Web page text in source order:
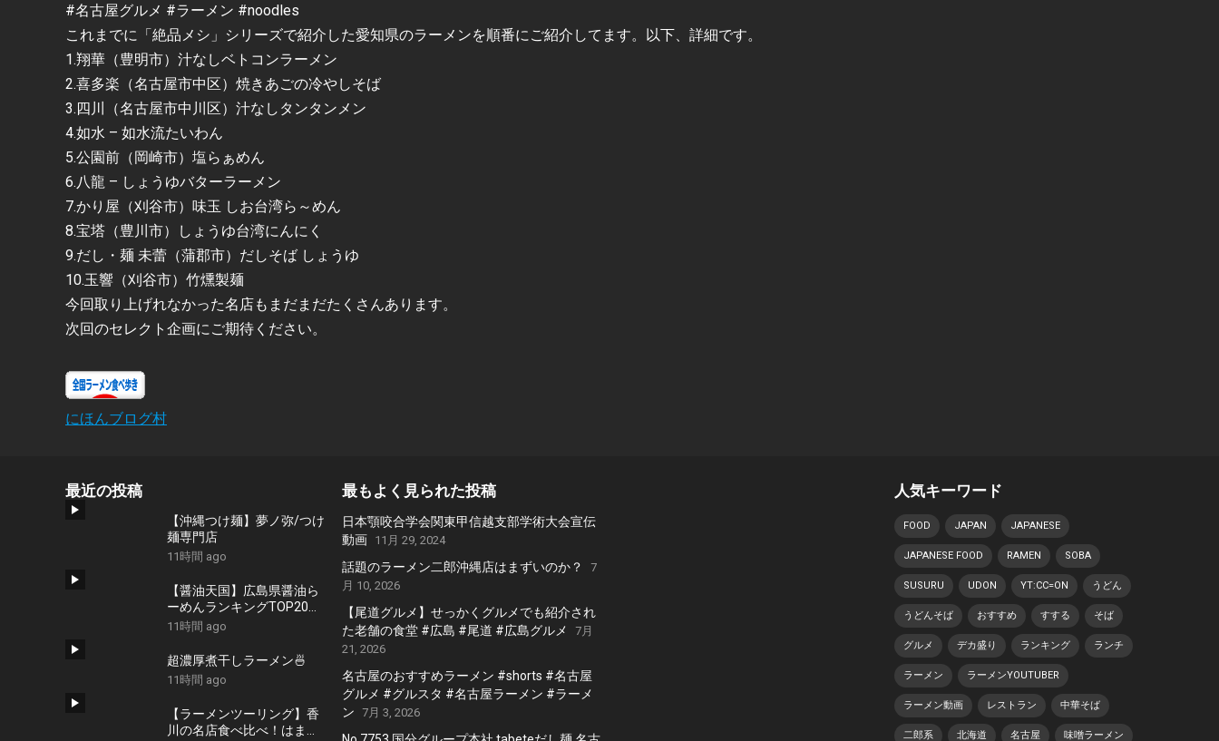
#名古屋グルメ #ラーメン #noodles
これまでに「絶品メシ」シリーズで紹介した愛知県のラーメンを順番にご紹介してます。以下、詳細です。
1.翔華（豊明市）汁なしベトコンラーメン
2.喜多楽（名古屋市中区）焼きあごの冷やしそば
3.四川（名古屋市中川区）汁なしタンタンメン
4.如水 – 如水流たいわん
5.公園前（岡崎市）塩らぁめん
6.八龍 – しょうゆバターラーメン
7.かり屋（刈谷市）味玉 しお台湾ら～めん
8.宝塔（豊川市）しょうゆ台湾にんにく
9.だし・麺 未蕾（蒲郡市）だしそば しょうゆ
10.玉響（刈谷市）竹燻製麺
今回取り上げれなかった名店もまだまだたくさんあります。
次回のセレクト企画にご期待ください。
にほんブログ村
最近の投稿
【沖縄つけ麺】夢ノ弥/つけ
麺専門店
11時間 ago
【醤油天国】広島県醤油ら
ーめんランキングTOP20！
２０２６
11時間 ago
超濃厚煮干しラーメン🍜
11時間 ago
【ラーメンツーリング】香
川の名店食べ比べ！はまん
最もよく見られた投稿
日本顎咬合学会関東甲信越支部学術大会宣伝
動画
11月 29, 2024
話題のラーメン二郎沖縄店はまずいのか？
7
月 10, 2026
【尾道グルメ】せっかくグルメでも紹介され
た老舗の食堂 #広島 #尾道 #広島グルメ
7月
21, 2026
名古屋のおすすめラーメン #shorts #名古屋
グルメ #グルスタ #名古屋ラーメン #ラーメ
ン 7月 3, 2026
人気キーワード
FOOD JAPAN JAPANESE
JAPANESE FOOD RAMEN SOBA
SUSURU UDON YT:CC=ON うどん
うどんそば おすすめ すする そば
グルメ デカ盛り ランキング ランチ
ラーメン ラーメンYOUTUBER
ラーメン動画 レストラン 中華そば
二郎系 北海道 名古屋 味噌ラーメン